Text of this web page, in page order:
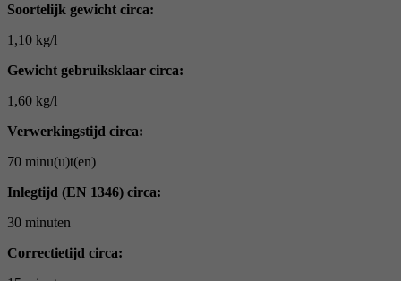
Soortelijk gewicht circa:
1,10 kg/l
Gewicht gebruiksklaar circa:
1,60 kg/l
Verwerkingstijd circa:
70 minu(u)t(en)
Inlegtijd (EN 1346) circa:
30 minuten
Correctietijd circa: